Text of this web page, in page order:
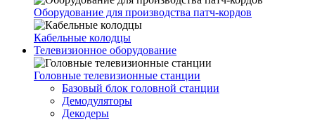
Оборудование для производства патч-кордов
Кабельные колодцы
Телевизионное оборудование
Головные телевизионные станции
Базовый блок головной станции
Демодуляторы
Декодеры